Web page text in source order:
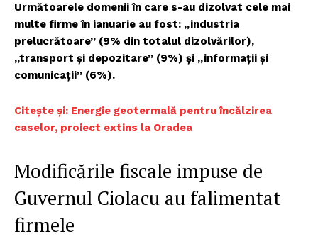
Următoarele domenii în care s-au dizolvat cele mai
multe firme în ianuarie au fost: „industria
prelucrătoare” (9% din totalul dizolvărilor),
„transport şi depozitare” (9%) şi „informaţii şi
comunicaţii” (6%).
Citește și: Energie geotermală pentru încălzirea
caselor, proiect extins la Oradea
Modificările fiscale impuse de
Guvernul Ciolacu au falimentat
firmele